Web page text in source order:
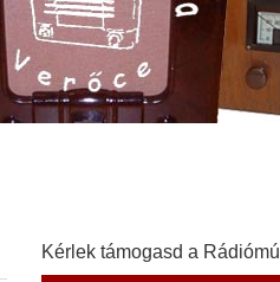
Kérlek támogasd a